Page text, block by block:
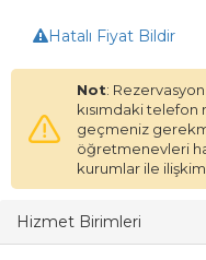
Hatalı Fiyat Bildir
Not:
kısımdaki
geçmeniz
öğretmenevleri
kurumlar ile
Hizmet Birimleri